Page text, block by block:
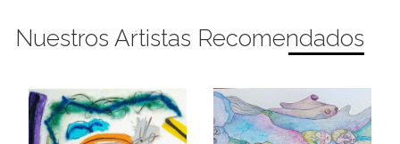
Nuestros Artistas Recomendados